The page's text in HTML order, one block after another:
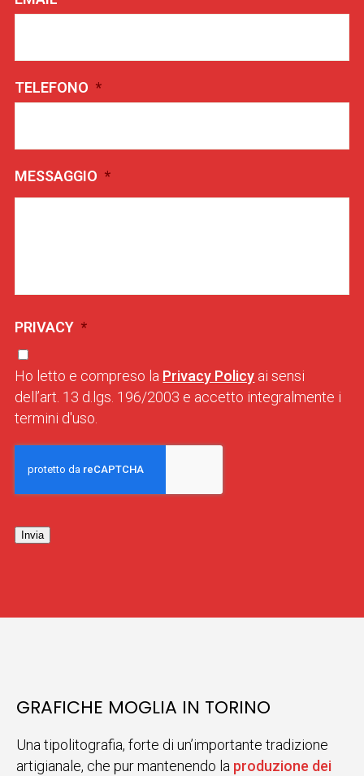
TELEFONO *
MESSAGGIO *
PRIVACY *
Ho letto e compreso la Privacy Policy ai sensi
dell’art. 13 d.lgs. 196/2003 e accetto integralmente i
termini d'uso.
Invia
GRAFICHE MOGLIA IN TORINO
Una tipolitografia, forte di un’importante tradizione
artigianale, che pur mantenendo la produzione dei